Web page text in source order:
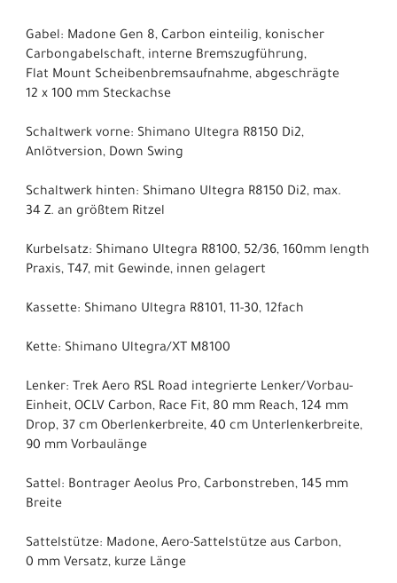
Gabel: Madone Gen 8, Carbon einteilig, konischer
Carbongabelschaft, interne Bremszugführung,
Flat Mount Scheibenbremsaufnahme, abgeschrägte
12 x 100 mm Steckachse
Schaltwerk vorne: Shimano Ultegra R8150 Di2,
Anlötversion, Down Swing
Schaltwerk hinten: Shimano Ultegra R8150 Di2, max.
34 Z. an größtem Ritzel
Kurbelsatz: Shimano Ultegra R8100, 52/36, 160mm length
Praxis, T47, mit Gewinde, innen gelagert
Kassette: Shimano Ultegra R8101, 11-30, 12fach
Kette: Shimano Ultegra/XT M8100
Lenker: Trek Aero RSL Road integrierte Lenker/Vorbau-
Einheit, OCLV Carbon, Race Fit, 80 mm Reach, 124 mm
Drop, 37 cm Oberlenkerbreite, 40 cm Unterlenkerbreite,
90 mm Vorbaulänge
Sattel: Bontrager Aeolus Pro, Carbonstreben, 145 mm
Breite
Sattelstütze: Madone, Aero-Sattelstütze aus Carbon,
0 mm Versatz, kurze Länge